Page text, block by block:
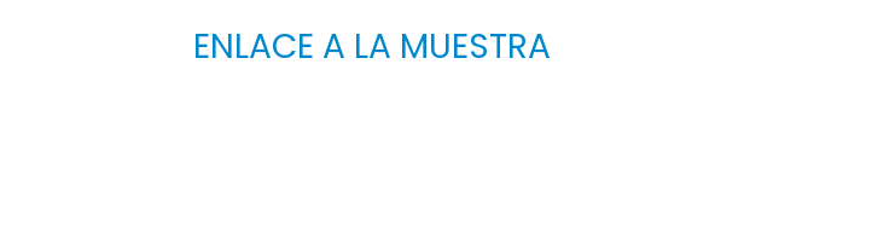
ENLACE A LA MUESTRA